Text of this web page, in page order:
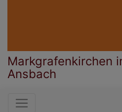
Markgrafenkirchen
Ansbach
Hauptnavigation